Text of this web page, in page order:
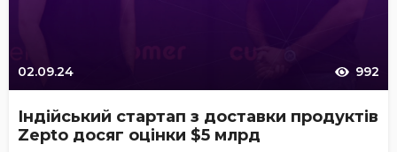
02.09.24 992
Індійський стартап з доставки продуктів
Zepto досяг оцінки $5 млрд